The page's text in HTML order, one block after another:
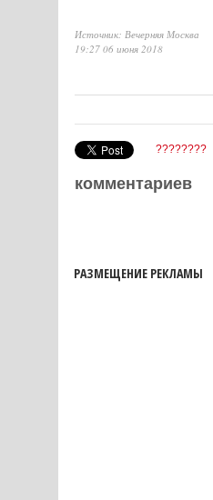
Источник: Вечерняя Москва
19:27 06 июня 2018
????????
комментариев
РАЗМЕЩЕНИЕ РЕКЛАМЫ